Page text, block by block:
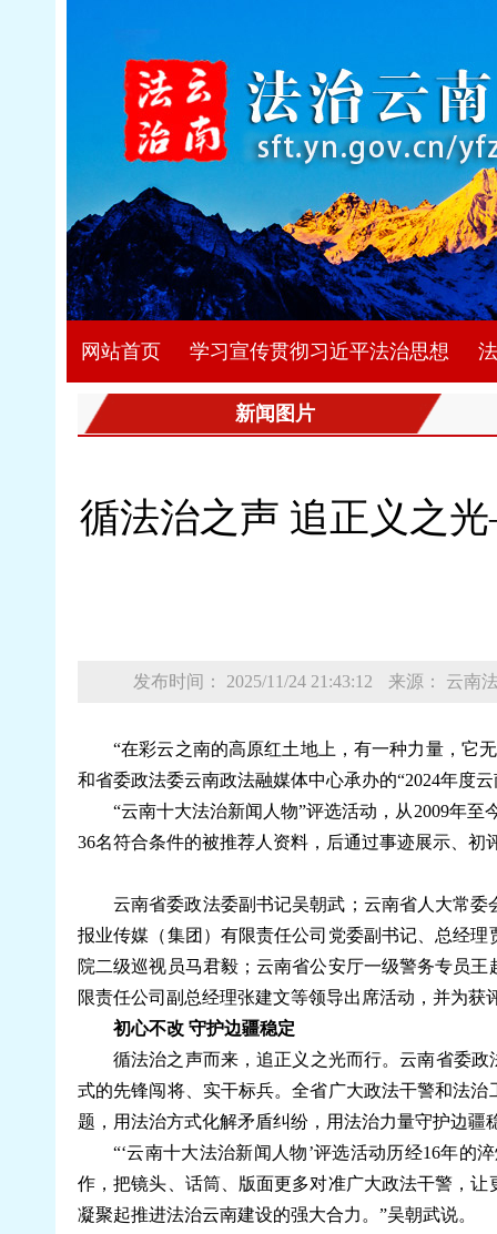
网站首页 学习宣传贯彻习近平法治思想
新闻图片
循法治之声 追正义之
发布时间： 2025/11/24 21:43:12 来源： 云南
“在彩云之南的高原红土地上，有一种力量，它
和省委政法委云南政法融媒体中心承办的“2024年度
“云南十大法治新闻人物”评选活动，从2009年
36名符合条件的被推荐人资料，后通过事迹展示、初
云南省委政法委副书记吴朝武；云南省人大常
报业传媒（集团）有限责任公司党委副书记、总经
院二级巡视员马君毅；云南省公安厅一级警务专员
限责任公司副总经理张建文等领导出席活动，并为获
初心不改 守护边疆稳定
循法治之声而来，追正义之光而行。云南省委
式的先锋闯将、实干标兵。全省广大政法干警和法
题，用法治方式化解矛盾纠纷，用法治力量守护边疆
“‘云南十大法治新闻人物’评选活动历经16年
作，把镜头、话筒、版面更多对准广大政法干警，
凝聚起推进法治云南建设的强大合力。”吴朝武说。